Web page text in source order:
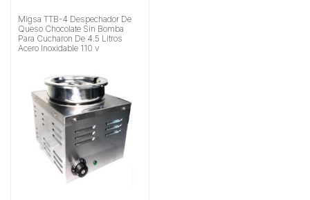
Migsa TTB-4 Despechador De
Queso Chocolate Sin Bomba
Para Cucharon De 4.5 Litros
Acero Inoxidable 110 v